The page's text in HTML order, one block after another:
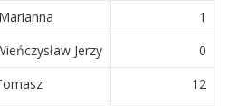
1
Jerzy
0
12